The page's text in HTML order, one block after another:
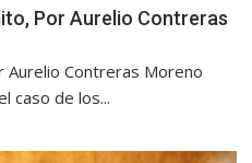
Por Aurelio Contreras
Aurelio Contreras Moreno
caso de los...